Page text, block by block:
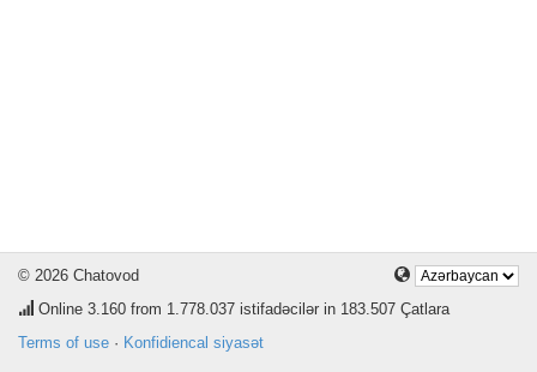
© 2026 Chatovod
Online 3.160 from 1.778.037 istifadəcilər in 183.507 Çatlara
Terms of use · Konfidiencal siyasət